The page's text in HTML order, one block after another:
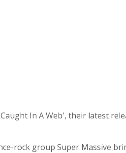
In A Web', their latest
rock group Super Massive